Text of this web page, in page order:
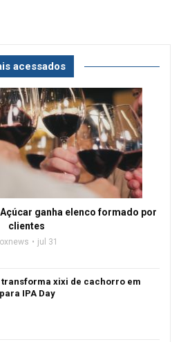
acessados
ganha elenco formado por
clientes
jul 31
transforma xixi de cachorro em
IPA Day